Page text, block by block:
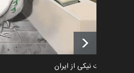
فراخوان
پوستر "ایران
اخبار 6 ماه قبل
طراوت نیکی از ایران